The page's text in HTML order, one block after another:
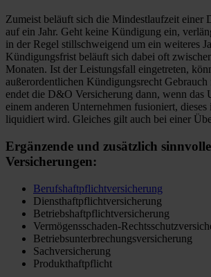
Zumeist beläuft sich die Mindestlaufzeit einer
auf ein Jahr. Geht keine Kündigung ein,
in der Regel stillschweigend um ein weiteres
Kündigungsfrist beläuft sich dabei oft
Monaten. Ist der Leistungsfall eingetreten,
außerordentlichen Kündigungsrecht Gebrauch
endet die D&O Versicherung dann, wenn das
einem anderen Unternehmen fusioniert,
liquidiert wird. Gleiches gilt auch bei einer
Ergänzende und zusätzlich sinnvolle
Versicherungen:
Berufshaftpflichtversicherung
Diensthaftpflichtversicherung
Betriebshaftpflichtversicherung
Vermögensschaden-
Betriebsunterbrechungsversicherung
Sachversicherung
Produkthaftpflicht